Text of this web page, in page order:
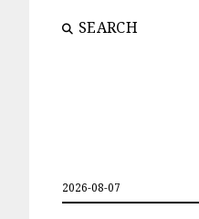
SEARCH
2026-08-07